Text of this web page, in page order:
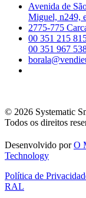
Avenida de
Miguel, n249,
2775-775
00 351 215
00 351 967
© 2026 Systematic
Todos os direitos
Desenvolvido porO
Technology
Política de
RAL